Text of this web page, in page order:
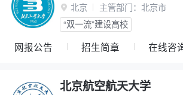
 北京 主管部门： 北京市
“双一流”建设高校
网报公告 招生简章 在线咨
北京航空航天大学